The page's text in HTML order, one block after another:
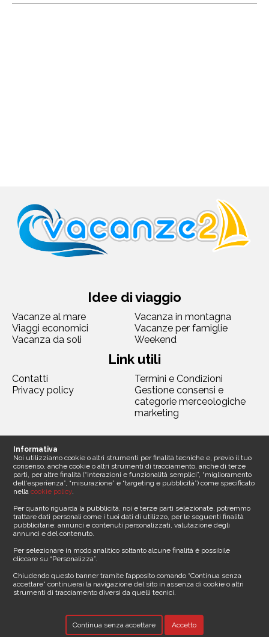
Contattaci
Sede legale
Via Dottesio 8
22100 Como ()
Partita iva 11305210012
Telefono
Idee di viaggio
Vacanze al mare
Vacanza in montagna
Viaggi economici
Vacanze per famiglie
Vacanza da soli
Weekend
Link utili
Contatti
Termini e Condizioni
Privacy policy
Gestione consensi e
categorie merceologiche
marketing
Informativa
Noi utilizziamo cookie o altri strumenti per finalità tecniche e, previo il tuo
consenso, anche cookie o altri strumenti di tracciamento, anche di terze
parti, per altre finalità (“interazioni e funzionalità semplici”, “miglioramento
dell'esperienza”, “misurazione” e “targeting e pubblicità”) come specificato
nellacookie policy.
Per quanto riguarda la pubblicità, noi e terze parti selezionate, potremmo
trattare dati personali come i tuoi dati di utilizzo, per le seguenti finalità
pubblicitarie: annunci e contenuti personalizzati, valutazione degli
annunci e del contenuto.
Per selezionare in modo analitico soltanto alcune finalità è possibile
cliccare su “Personalizza”.
Chiudendo questo banner tramite l’apposito comando “Continua senza
accettare” continuerai la navigazione del sito in assenza di cookie o altri
strumenti di tracciamento diversi da quelli tecnici.
Continua senza accettare Accetto